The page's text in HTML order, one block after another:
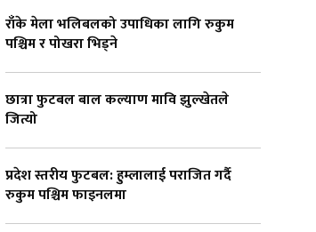
राँके मेला भलिबलको उपाधिका लागि रुकुम
पश्चिम र पोखरा भिड्ने
छात्रा फुटबल बाल कल्याण मावि झुल्खेतले
जित्यो
प्रदेश स्तरीय फुटबल: हुम्लालाई पराजित गर्दै
रुकुम पश्चिम फाइनलमा